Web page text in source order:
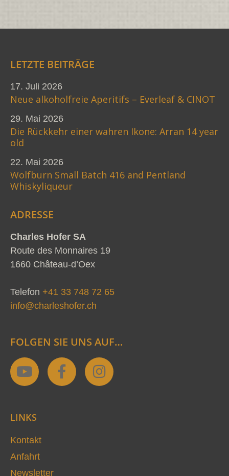
LETZTE BEITRÄGE
17. Juli 2026
Neue alkoholfreie Aperitifs – Everleaf & CINOT
29. Mai 2026
Die Rückkehr einer wahren Ikone: Arran 14 year
old
22. Mai 2026
Wolfburn Small Batch 416 and Pentland
Whiskyliqueur
ADRESSE
Charles Hofer SA
Route des Monnaires 19
1660 Château-d’Oex
Telefon +41 33 748 72 65
info@charleshofer.ch
FOLGEN SIE UNS AUF…
Y
o
u
b
e
F
a
I
n
LINKS
Kontakt
Anfahrt
Newsletter